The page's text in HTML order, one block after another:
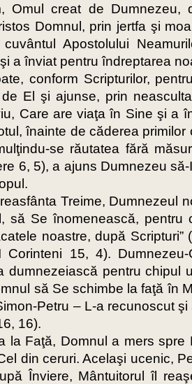
Omul creat de Dumnezeu,
Domnul, prin jertfa şi
Apostolului
a înviat pentru îndreptarea
conform Scripturilor,
El şi ajunse, prin
Care are viaţa în Sine şi a
înainte de căderea
se răutatea fără
6, 5), a ajuns Dumnezeu
Treime, Dumnezeul
să Se înomenească, pentru
noastre, după
Corinteni 15, 4).
dumnezeiască pentru chipul
să Se schimbe la faţă în
Petru – L-a recunoscut
16).
la Faţă, Domnul a mers
din ceruri. Acelaşi ucenic,
Înviere, Mântuitorul îl